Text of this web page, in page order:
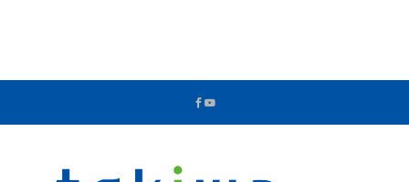
ジ